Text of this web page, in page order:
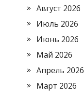
Август 2026
Июль 2026
Июнь 2026
Май 2026
Апрель 2026
Март 2026